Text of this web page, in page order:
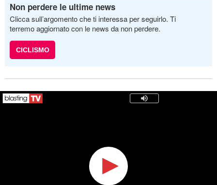
Non perdere le ultime news
Clicca sull’argomento che ti interessa per seguirlo. Ti
terremo aggiornato con le news da non perdere.
CICLISMO